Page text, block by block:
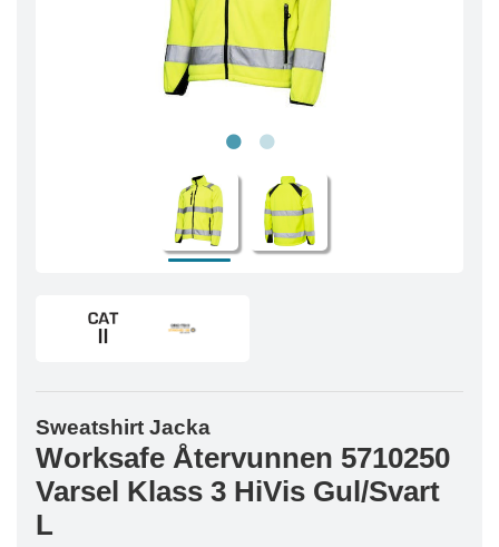
Sweatshirt Jacka
Worksafe Återvunnen 5710250
Varsel Klass 3 HiVis Gul/Svart
L